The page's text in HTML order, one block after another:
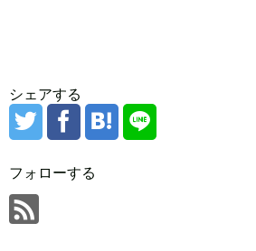
シェアする
フォローする